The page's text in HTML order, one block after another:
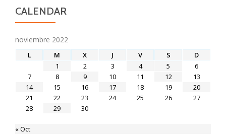
CALENDAR
noviembre 2022
L M X J V S
D
1
2 3 4 5
6
7
8 9 10 11 12
13
14
15 16 17 18 19
20
21
22 23 24 25 26
27
28
29 30
« Oct